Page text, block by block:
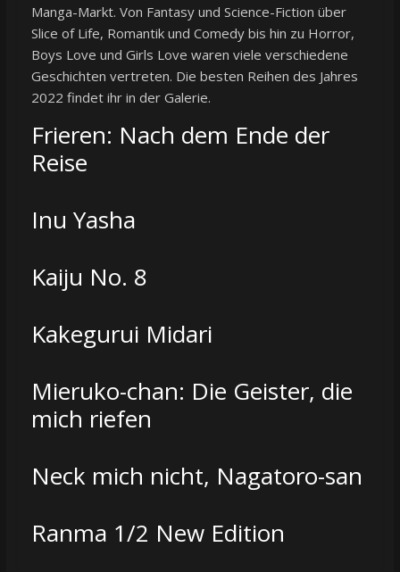
Manga-Markt. Von Fantasy und Science-Fiction über
Slice of Life, Romantik und Comedy bis hin zu Horror,
Boys Love und Girls Love waren viele verschiedene
Geschichten vertreten. Die besten Reihen des Jahres
2022 findet ihr in der Galerie.
Frieren: Nach dem Ende der
Reise
Inu Yasha
Kaiju No. 8
Kakegurui Midari
Mieruko-chan: Die Geister, die
mich riefen
Neck mich nicht, Nagatoro-san
Ranma 1/2 New Edition